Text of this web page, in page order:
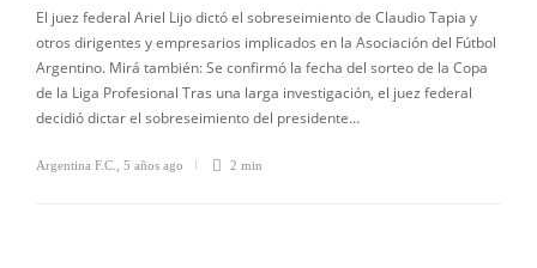
El juez federal Ariel Lijo dictó el sobreseimiento de Claudio Tapia y
otros dirigentes y empresarios implicados en la Asociación del Fútbol
Argentino. Mirá también: Se confirmó la fecha del sorteo de la Copa
de la Liga Profesional Tras una larga investigación, el juez federal
decidió dictar el sobreseimiento del presidente…
Argentina F.C. 5 años ago 2 min